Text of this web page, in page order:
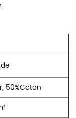
50%Coton